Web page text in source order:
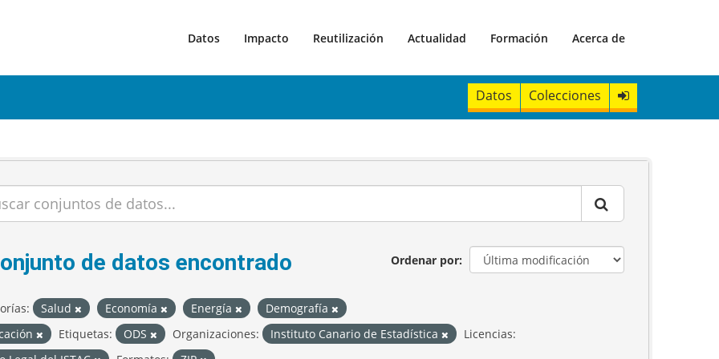
Datos Impacto Reutilización Actualidad Formación Acerca de
Datos Colecciones
Ordenar por
de datos encontrado
Salud Economía Energía
Demografía
Etiquetas: ODS Organizaciones: Instituto Canario de Estadística
Licencias: